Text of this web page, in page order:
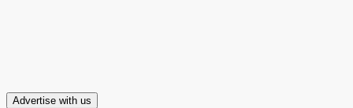
Advertise with us